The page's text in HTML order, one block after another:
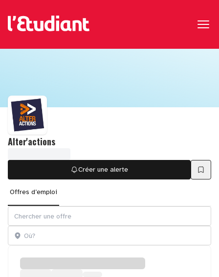
Alter'actions
Créer une alerte
Offres d’emploi